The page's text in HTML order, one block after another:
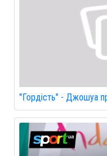
"Гордість" - Джошуа